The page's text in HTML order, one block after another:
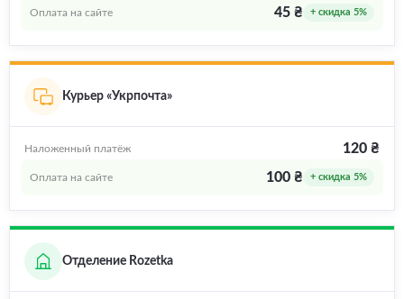
Оплата на сайте 45 ₴ + скидка 5%
Курьер «Укрпочта»
Наложенный платёж 120 ₴
Оплата на сайте 100 ₴ + скидка 5%
Отделение Rozetka